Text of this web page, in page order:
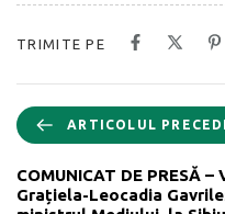
TRIMITE PE
ARTICOLUL
COMUNICAT DE PRESĂ
Grațiela-Leocadia